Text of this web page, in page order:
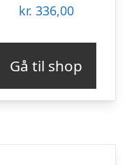
kr. 336,00
Gå til shop